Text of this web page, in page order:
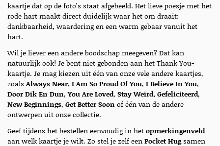
kaartje dat op de foto’s staat afgebeeld. Het lieve poesje met het
rode hart maakt direct duidelijk waar het om draait:
dankbaarheid, waardering en een warm gebaar vanuit het
hart.
Wil je liever een andere boodschap meegeven? Dat kan
natuurlijk ook! Je bent niet gebonden aan het Thank You-
kaartje. Je mag kiezen uit één van onze vele andere kaartjes,
zoalsAlways Near, I Am So Proud Of You, I Believe In You,
Door Dik En Dun,You Are Loved, Stay Weird, Gefeliciteerd,
New Beginnings, Get Better Soonof één van de andere
ontwerpen uit onze collectie.
Geef tijdens het bestellen eenvoudig in hetopmerkingenveld
aan welk kaartje je wilt. Zo stel je zelf eenPocket Hugsamen